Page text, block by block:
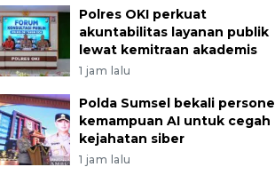
Polres OKI perkuat
akuntabilitas layanan publik
lewat kemitraan akademis
1 jam lalu
Polda Sumsel bekali
kemampuan AI untuk cegah
kejahatan siber
1 jam lalu